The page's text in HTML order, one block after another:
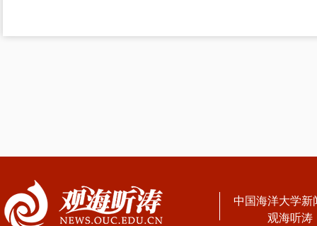
中国海洋大学新
观海听涛